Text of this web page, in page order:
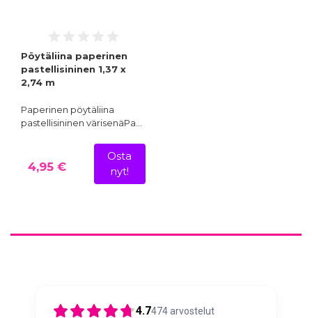
Pöytäliina paperinen
pastellisininen 1,37 x
2,74 m
Paperinen pöytäliina
pastellisininen värisenäPa…
4,95 €
Osta
nyt!
4.7474arvostelut